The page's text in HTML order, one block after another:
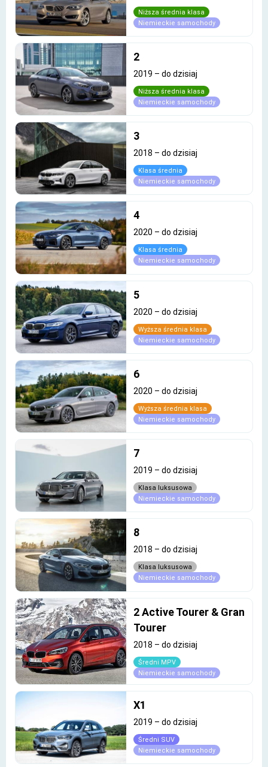
Niższa średnia klasa
Niemieckie samochody
2
2019 – do dzisiaj
Niższa średnia klasa
Niemieckie samochody
3
2018 – do dzisiaj
Klasa średnia
Niemieckie samochody
4
2020 – do dzisiaj
Klasa średnia
Niemieckie samochody
5
2020 – do dzisiaj
Wyższa średnia klasa
Niemieckie samochody
6
2020 – do dzisiaj
Wyższa średnia klasa
Niemieckie samochody
7
2019 – do dzisiaj
Klasa luksusowa
Niemieckie samochody
8
2018 – do dzisiaj
Klasa luksusowa
Niemieckie samochody
2 Active Tourer & Gran
Tourer
2018 – do dzisiaj
Średni MPV
Niemieckie samochody
X1
2019 – do dzisiaj
Średni SUV
Niemieckie samochody